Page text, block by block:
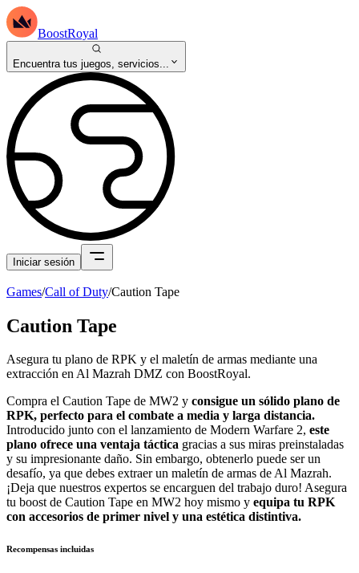
BoostRoyal
Encuentra tus juegos, servicios...
Iniciar sesión
Games/Call of Duty/Caution Tape
Caution Tape
Asegura tu plano de RPK y el maletín de armas mediante una
extracción en Al Mazrah DMZ con BoostRoyal.
Compra el Caution Tape de MW2 y consigue un sólido plano de
RPK, perfecto para el combate a media y larga distancia.
Introducido junto con el lanzamiento de Modern Warfare 2, este
plano ofrece una ventaja táctica gracias a sus miras preinstaladas
y su impresionante daño. Sin embargo, obtenerlo puede ser un
desafío, ya que debes extraer un maletín de armas de Al Mazrah.
¡Deja que nuestros expertos se encarguen del trabajo duro! Asegura
tu boost de Caution Tape en MW2 hoy mismo y equipa tu RPK
con accesorios de primer nivel y una estética distintiva.
Recompensas incluidas